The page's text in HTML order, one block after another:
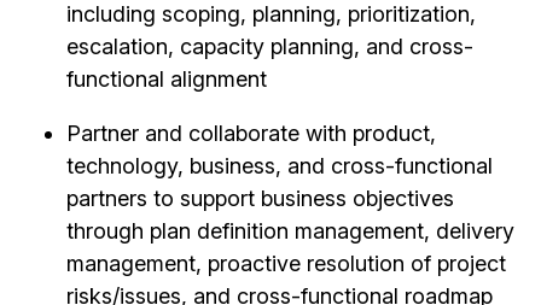
including scoping, planning, prioritization,
escalation, capacity planning, and cross-
functional alignment
Partner and collaborate with product,
technology, business, and cross-functional
partners to support business objectives
through plan definition management, delivery
management, proactive resolution of project
risks/issues, and cross-functional roadmap